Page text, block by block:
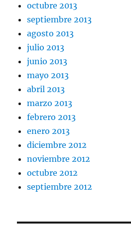
octubre 2013
septiembre 2013
agosto 2013
julio 2013
junio 2013
mayo 2013
abril 2013
marzo 2013
febrero 2013
enero 2013
diciembre 2012
noviembre 2012
octubre 2012
septiembre 2012